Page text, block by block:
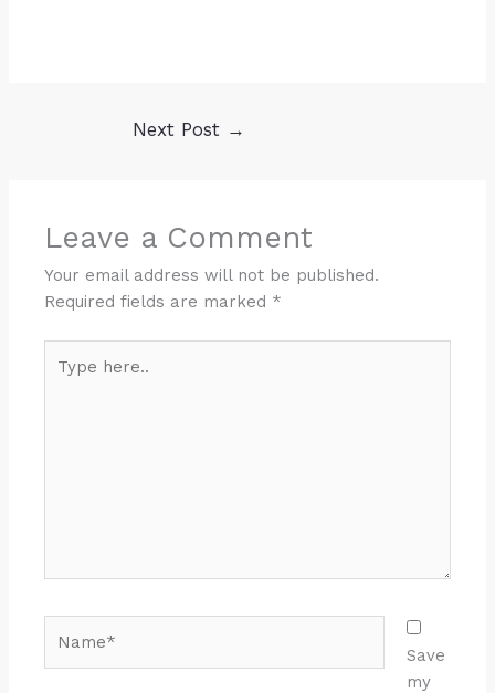
Next Post →
Leave a Comment
Your email address will not be published.
Required fields are marked *
here..
Save
my